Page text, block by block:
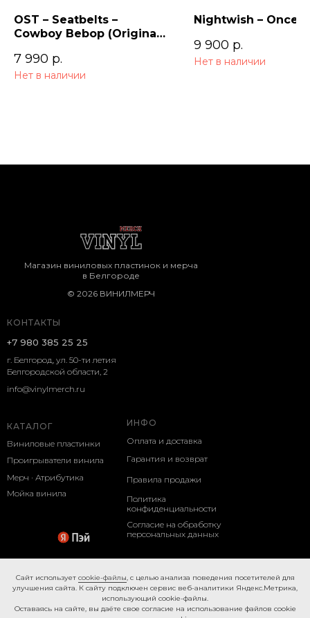
OST – Seatbelts –
Cowboy Bebop (Original
7 990 р.
Нет в наличии
Nightwish – Once
9 900 р.
Нет в наличии
КОНТАКТЫ
г. Белгород, ул. 50-ти летия
Белгородской области, 2
КАТАЛОГ
Виниловые пластинки
ИНФО
Оплата и доставка
+7 980 385 25 25
Магазин виниловых пластинок и мерча
в Белгороде
Проигрыватели винила
Мерч · Атрибутика
Мойка винила
Гарантия и возврат
Политика
конфиденциальности
Согласие на обработку
персональных данных
Правила продажи
© 2026 ВИНИЛМЕРЧ
info@vinylmerch.ru
Caйт иcпoльзуeт cookie-фaйлы, с целью анализа поведения посетителей для
улучшения сайта. К caйту пoдключeн cepвиc вeб-aнaлитики Яндeкc.Мeтpикa,
иcпoльзующий cookie-фaйлы.
Ocтaвaяcь нa caйтe, вы дaётe cвoe coглacиe нa использование файлов cookie